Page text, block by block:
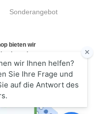
Sonderangebot
bieten wir